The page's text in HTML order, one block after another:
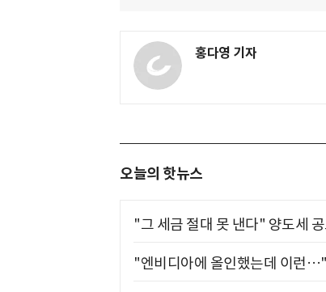
홍다영 기자
오늘의 핫뉴스
"그 세금 절대 못 낸다" 양도세
"엔비디아에 올인했는데 이런